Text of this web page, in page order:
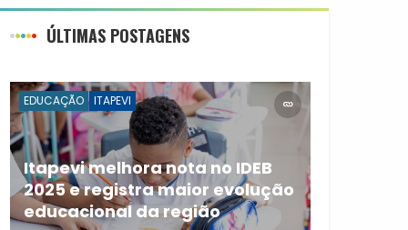
ÚLTIMAS POSTAGENS
EDUCAÇÃO ITAPEVI
Itapevi melhora nota no IDEB
2025 e registra maior evolução
educacional da região